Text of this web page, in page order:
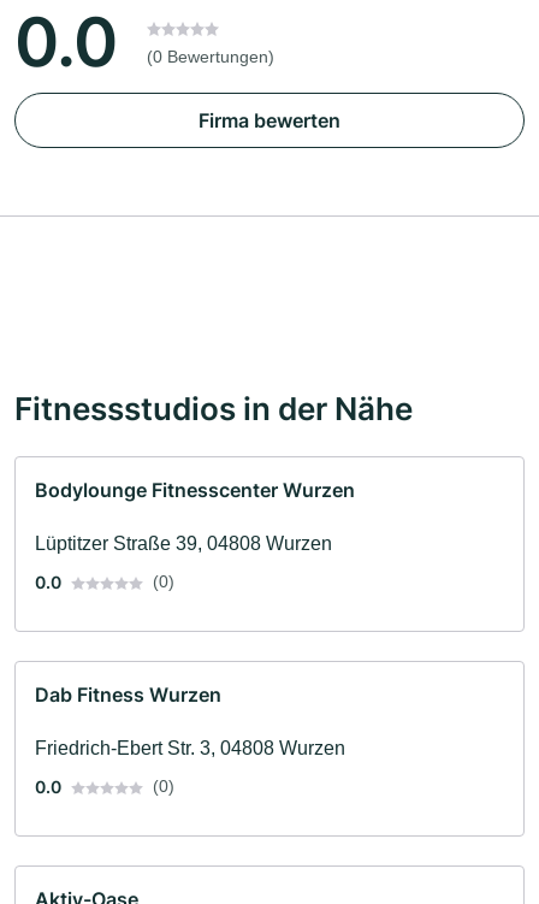
0.0 (0 Bewertungen)
Firma bewerten
Fitnessstudios in der Nähe
Bodylounge Fitnesscenter Wurzen
Lüptitzer Straße 39, 04808 Wurzen
0.0
(0)
Dab Fitness Wurzen
Friedrich-Ebert Str. 3, 04808 Wurzen
0.0
(0)